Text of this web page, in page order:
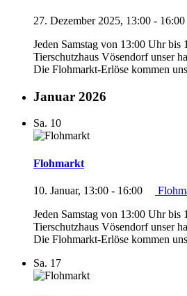
27. Dezember 2025, 13:00 - 16:00
Jeden Samstag von 13:00 Uhr
Tierschutzhaus Vösendorf unser
Die Flohmarkt-Erlöse kommen
Januar 2026
Sa. 10
Flohmarkt
10. Januar, 13:00 - 16:00
Jeden Samstag von 13:00 Uhr
Tierschutzhaus Vösendorf unser
Die Flohmarkt-Erlöse kommen
Sa. 17